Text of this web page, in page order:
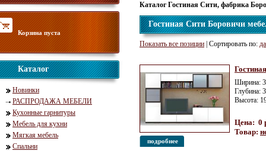
Корзина пуста
Каталог
Новинки
РАСПРОДАЖА МЕБЕЛИ
Кухонные гарнитуры
Мебель для кухни
Мягкая мебель
Спальни
Каталог Гостиная Сити, фабрика
Гостиная Сити Боровичи
Показать все позиции | Сортировать по:
подробнее
Ширина:
Глубина:
Высота:
Цена: 0
Товар: